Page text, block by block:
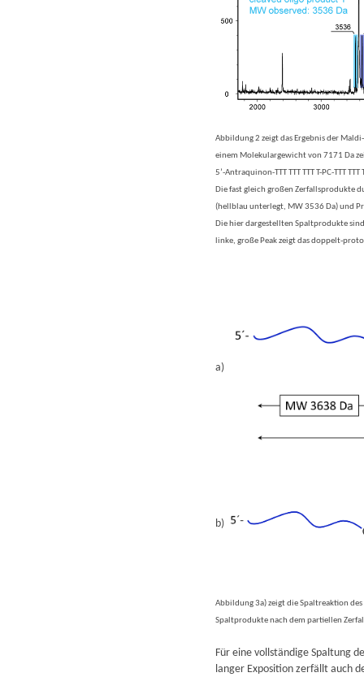
Abbildung 2 zeigt das Ergebnis der
einem Molekulargewicht von 7171 Da
5’-Antraquinon-TTT TTT TTT T-PC-TTT
Die fast gleich großen Zerfallsprodukte
(hellblau unterlegt, MW 3536 Da) und
Die hier dargestellten Spaltprodukte
linke, große Peak zeigt das doppelt-
a)
b)
Abbildung 3a) zeigt die Spaltreaktion
Spaltprodukte nach dem partiellen
Für eine vollständige Spaltung
langer Exposition zerfällt auch